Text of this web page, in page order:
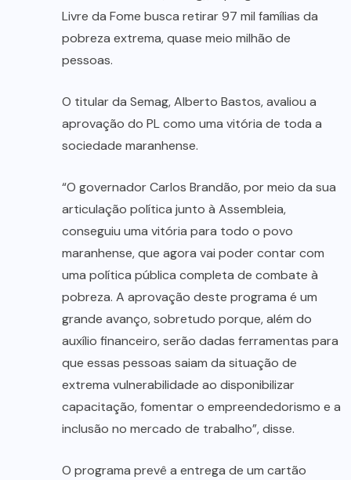
Livre da Fome busca retirar 97 mil famílias da
pobreza extrema, quase meio milhão de
pessoas.
O titular da Semag, Alberto Bastos, avaliou a
aprovação do PL como uma vitória de toda a
sociedade maranhense.
“O governador Carlos Brandão, por meio da sua
articulação política junto à Assembleia,
conseguiu uma vitória para todo o povo
maranhense, que agora vai poder contar com
uma política pública completa de combate à
pobreza. A aprovação deste programa é um
grande avanço, sobretudo porque, além do
auxílio financeiro, serão dadas ferramentas para
que essas pessoas saiam da situação de
extrema vulnerabilidade ao disponibilizar
capacitação, fomentar o empreendedorismo e a
inclusão no mercado de trabalho”, disse.
O programa prevê a entrega de um cartão